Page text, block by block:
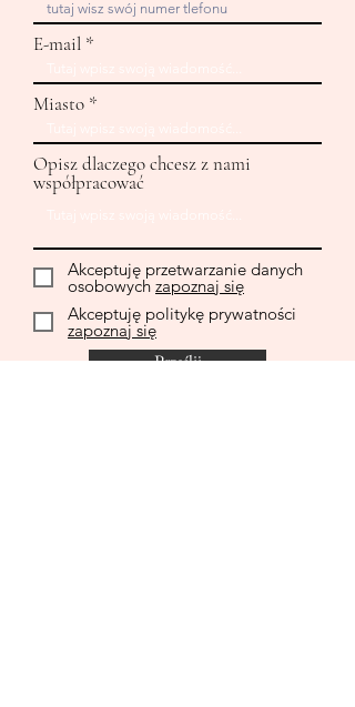
E-mail
Miasto
Opisz dlaczego chcesz z nami
współpracować
Akceptuję przetwarzanie danych
osobowych zapoznaj się
Akceptuję politykę prywatności
zapoznaj się
Prześlij